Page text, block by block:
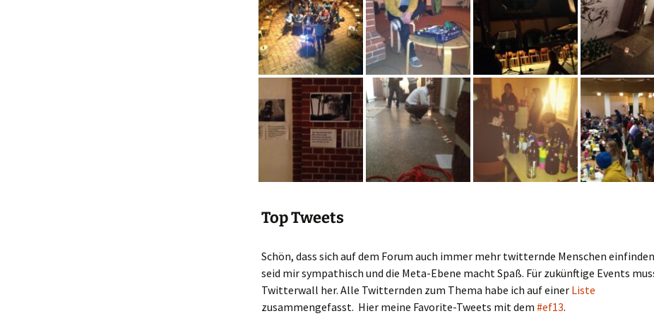
Top Tweets
Schön, dass sich auf dem Forum auch immer mehr twitternde Menschen
seid mir sympathisch und die Meta-Ebene macht Spaß. Für zukünftige Events
Twitterwall her. Alle Twitternden zum Thema habe ich auf einer Liste
zusammengefasst. Hier meine Favorite-Tweets mit dem #ef13.